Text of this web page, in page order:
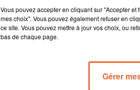
Mans, il livre son
CB. Plein de belles
Vous pouvez accepter en cliquant sur "Accepter
mes choix". Vous pouvez également refuser en
ce site. Vous pouvez mettre à jour vos choix, ou
bas de chaque page.
Gérer